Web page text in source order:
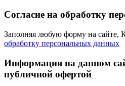
Согласие на обработку
Заполняя любую форму на сайте,
обработку персональных данных
Информация на данном
публичной офертой